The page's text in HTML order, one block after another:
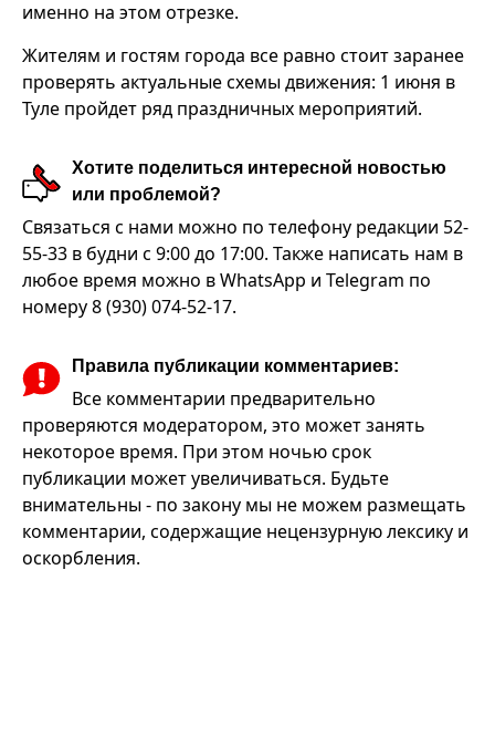
именно на этом отрезке.
Жителям и гостям города все равно стоит заранее
проверять актуальные схемы движения: 1 июня в
Туле пройдет ряд праздничных мероприятий.
Хотите поделиться интересной новостью
или проблемой?
Связаться с нами можно по телефону редакции 52-
55-33 в будни с 9:00 до 17:00. Также написать нам в
любое время можно в WhatsApp и Telegram по
номеру 8 (930) 074-52-17.
Правила публикации комментариев:
Все комментарии предварительно
проверяются модератором, это может занять
некоторое время. При этом ночью срок
публикации может увеличиваться. Будьте
внимательны - по закону мы не можем размещать
комментарии, содержащие нецензурную лексику и
оскорбления.